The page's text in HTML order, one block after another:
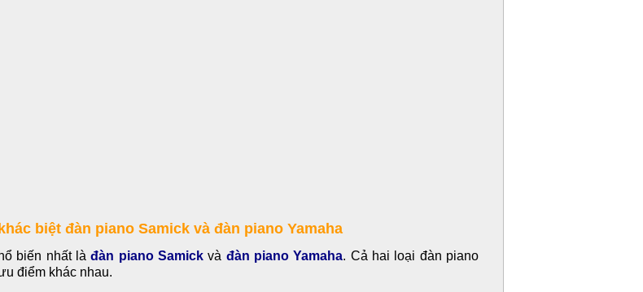
biệt đàn piano Samick và đàn piano Yamaha
biến nhất làđàn piano Samick và đàn piano Yamaha. Cả hai loại đàn piano
điểm khác nhau.